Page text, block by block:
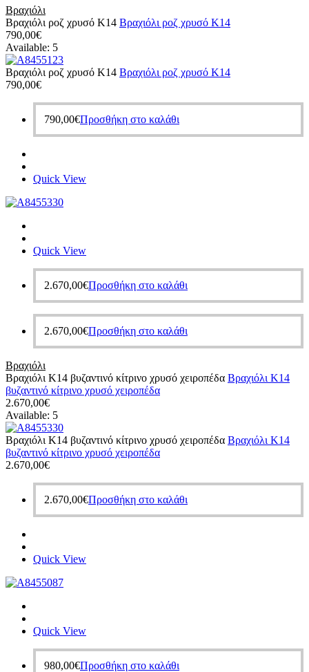
Βραχιόλι
Βραχιόλι ροζ χρυσό Κ14 Βραχιόλι ροζ χρυσό Κ14
790,00€
Available: 5
Βραχιόλι ροζ χρυσό Κ14 Βραχιόλι ροζ χρυσό Κ14
790,00€
790,00€Προσθήκη στο καλάθι
Quick View
Quick View
2.670,00€Προσθήκη στο καλάθι
2.670,00€Προσθήκη στο καλάθι
Βραχιόλι
Βραχιόλι Κ14 βυζαντινό κίτρινο χρυσό χειροπέδα Βραχιόλι Κ14
βυζαντινό κίτρινο χρυσό χειροπέδα
2.670,00€
Available: 5
Βραχιόλι Κ14 βυζαντινό κίτρινο χρυσό χειροπέδα Βραχιόλι Κ14
βυζαντινό κίτρινο χρυσό χειροπέδα
2.670,00€
2.670,00€Προσθήκη στο καλάθι
Quick View
Quick View
980,00€Προσθήκη στο καλάθι